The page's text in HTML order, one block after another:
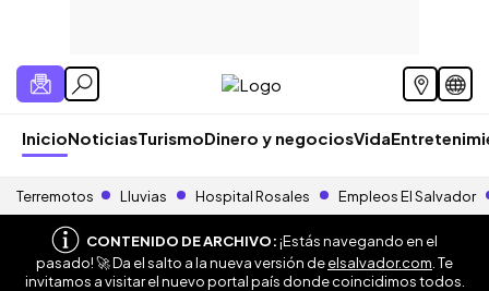
InicioNoticiasTurismoDinero y negociosVida
Terremotos Lluvias Hospital Rosales Empleos El Salvador
CONTENIDO DE ARCHIVO:¡Estás navegando en el
pasado! 🚀 Da el salto a la nueva versión deelsalvador.com . Te
invitamos a visitar el nuevo portal país donde coincidimos todos.